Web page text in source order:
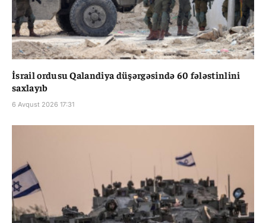
İsrail ordusu Qalandiya düşərgəsində 60 fələstinlini
saxlayıb
6 Avqust 2026 17:31